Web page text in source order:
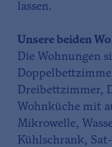
lassen.
Unsere beiden
Die Wohnungen
Dreibettzimmer,
Wohnküche mit
Mikrowelle,
Kühlschrank,